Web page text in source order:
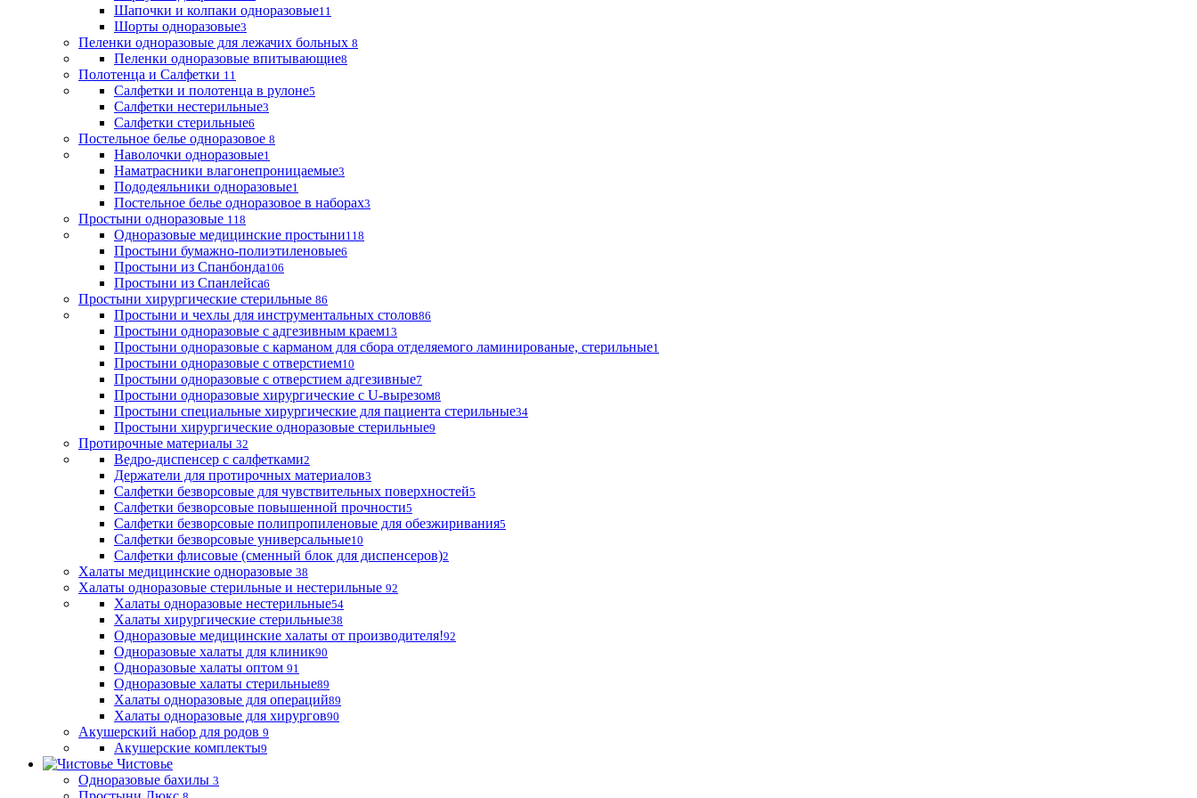
Шапочки и колпаки одноразовые11
Шорты одноразовые3
Пеленки одноразовые для лежачих больных 8
Пеленки одноразовые впитывающие8
Полотенца и Салфетки 11
Салфетки и полотенца в рулоне5
Салфетки нестерильные3
Салфетки стерильные6
Постельное белье одноразовое 8
Наволочки одноразовые1
Наматрасники влагонепроницаемые3
Пододеяльники одноразовые1
Постельное белье одноразовое в наборах3
Простыни одноразовые 118
Одноразовые медицинские простыни118
Простыни бумажно-полиэтиленовые6
Простыни из Спанбонда106
Простыни из Спанлейса6
Простыни хирургические стерильные 86
Простыни и чехлы для инструментальных столов86
Простыни одноразовые с адгезивным краем13
Простыни одноразовые с карманом для сбора отделяемого ламинированые, стерильные1
Простыни одноразовые с отверстием10
Простыни одноразовые с отверстием адгезивные7
Простыни одноразовые хирургические с U-вырезом8
Простыни специальные хирургические для пациента стерильные34
Простыни хирургические одноразовые стерильные9
Протирочные материалы 32
Ведро-диспенсер с салфетками2
Держатели для протирочных материалов3
Салфетки безворсовые для чувствительных поверхностей5
Салфетки безворсовые повышенной прочности5
Салфетки безворсовые полипропиленовые для обезжиривания5
Салфетки безворсовые универсальные10
Салфетки флисовые (сменный блок для диспенсеров)2
Халаты медицинские одноразовые 38
Халаты одноразовые стерильные и нестерильные 92
Халаты одноразовые нестерильные54
Халаты хирургические стерильные38
Одноразовые медицинские халаты от производителя!92
Одноразовые халаты для клиник90
Одноразовые халаты оптом 91
Одноразовые халаты стерильные89
Халаты одноразовые для операций89
Халаты одноразовые для хирургов90
Акушерский набор для родов 9
Акушерские комплекты9
Чистовье
Одноразовые бахилы 3